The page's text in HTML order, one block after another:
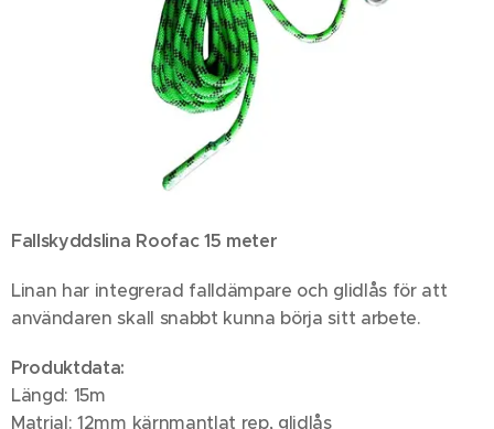
Fallskyddslina Roofac 15 meter
Linan har integrerad falldämpare och glidlås för att
användaren skall snabbt kunna börja sitt arbete.
Produktdata:
Längd: 15m
Matrial: 12mm kärnmantlat rep, glidlås